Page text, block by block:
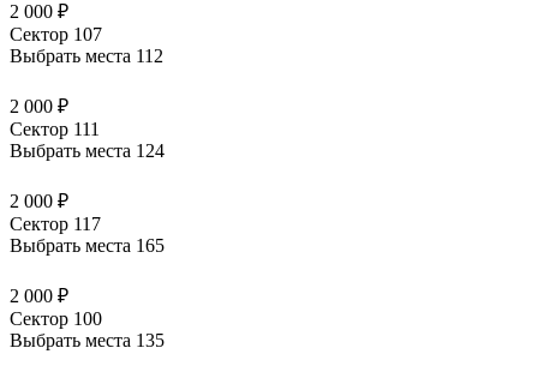
2 000 ₽
Сектор 107
Выбрать места 112
2 000 ₽
Сектор 111
Выбрать места 124
2 000 ₽
Сектор 117
Выбрать места 165
2 000 ₽
Сектор 100
Выбрать места 135